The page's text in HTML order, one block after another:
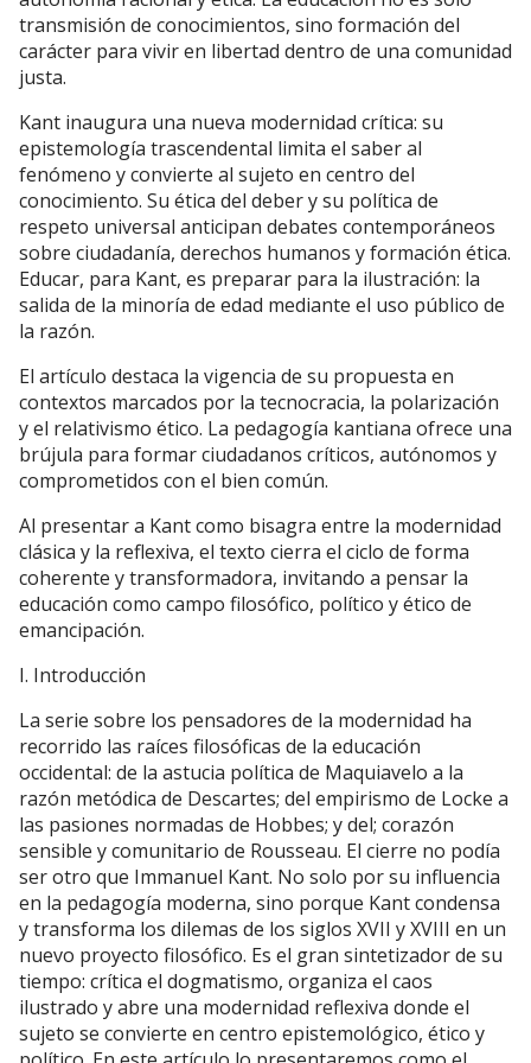
transmisión de conocimientos, sino formación del
carácter para vivir en libertad dentro de una comunidad
justa.
Kant inaugura una nueva modernidad crítica: su
epistemología trascendental limita el saber al
fenómeno y convierte al sujeto en centro del
conocimiento. Su ética del deber y su política de
respeto universal anticipan debates contemporáneos
sobre ciudadanía, derechos humanos y formación ética.
Educar, para Kant, es preparar para la ilustración: la
salida de la minoría de edad mediante el uso público de
la razón.
El artículo destaca la vigencia de su propuesta en
contextos marcados por la tecnocracia, la polarización
y el relativismo ético. La pedagogía kantiana ofrece una
brújula para formar ciudadanos críticos, autónomos y
comprometidos con el bien común.
Al presentar a Kant como bisagra entre la modernidad
clásica y la reflexiva, el texto cierra el ciclo de forma
coherente y transformadora, invitando a pensar la
educación como campo filosófico, político y ético de
emancipación.
I. Introducción
La serie sobre los pensadores de la modernidad ha
recorrido las raíces filosóficas de la educación
occidental: de la astucia política de Maquiavelo a la
razón metódica de Descartes; del empirismo de Locke a
las pasiones normadas de Hobbes; y del; corazón
sensible y comunitario de Rousseau. El cierre no podía
ser otro que Immanuel Kant. No solo por su influencia
en la pedagogía moderna, sino porque Kant condensa
y transforma los dilemas de los siglos XVII y XVIII en un
nuevo proyecto filosófico. Es el gran sintetizador de su
tiempo: crítica el dogmatismo, organiza el caos
ilustrado y abre una modernidad reflexiva donde el
sujeto se convierte en centro epistemológico, ético y